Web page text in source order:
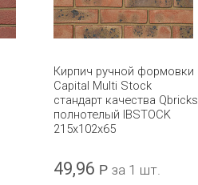
Кирпич ручной формовки
Capital Multi Stock
стандарт качества Qbricks
полнотелый IBSTOCK
215x102x65
49,96 Р за 1 шт.